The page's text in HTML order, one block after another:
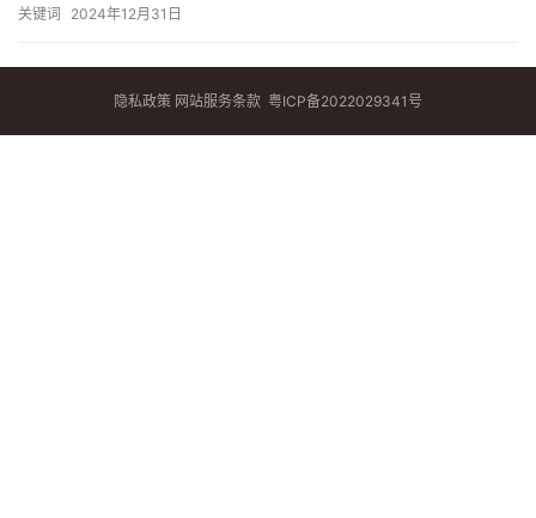
关键词 2024年12月31日
隐私政策 网站服务条款 粤ICP备2022029341号